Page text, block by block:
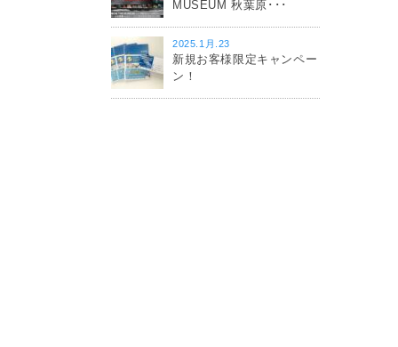
MUSEUM 秋葉原･･･
2025.1月.23
新規お客様限定キャンペー
ン！